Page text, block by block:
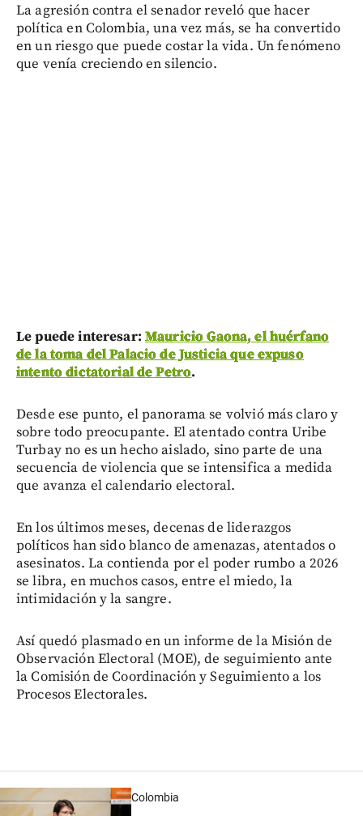
La agresión contra el senador reveló que hacer
política en Colombia, una vez más, se ha convertido
en un riesgo que puede costar la vida. Un fenómeno
que venía creciendo en silencio.
Le puede interesar: Mauricio Gaona, el huérfano
de la toma del Palacio de Justicia que expuso
intento dictatorial de Petro.
Desde ese punto, el panorama se volvió más claro y
sobre todo preocupante. El atentado contra Uribe
Turbay no es un hecho aislado, sino parte de una
secuencia de violencia que se intensifica a medida
que avanza el calendario electoral.
En los últimos meses, decenas de liderazgos
políticos han sido blanco de amenazas, atentados o
asesinatos. La contienda por el poder rumbo a 2026
se libra, en muchos casos, entre el miedo, la
intimidación y la sangre.
Así quedó plasmado en un informe de la Misión de
Observación Electoral (MOE), de seguimiento ante
la Comisión de Coordinación y Seguimiento a los
Procesos Electorales.
Colombia